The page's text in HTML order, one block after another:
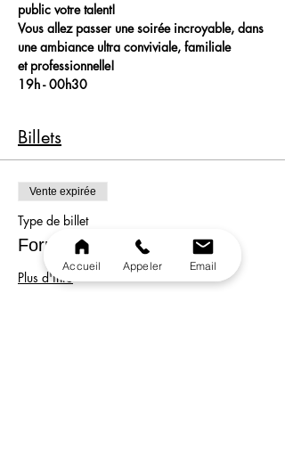
public votre talent!
Vous allez passer une soirée incroyable, dans
une ambiance ultra conviviale, familiale
et professionnelle!
19h - 00h30
Billets
Vente expirée
Type de billet
Formule
Plus d'info
Accueil Appeler Email